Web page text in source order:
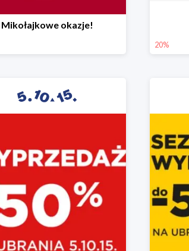
Mikołajkowe okazje!
20%